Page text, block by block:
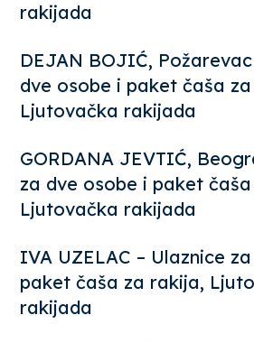
rakijada
DEJAN BOJIĆ,
dve osobe i paket čaša
Ljutovačka rakijada
GORDANA JEVTIĆ,
za dve osobe i paket
Ljutovačka rakijada
IVA UZELAC – Ulaznice
paket čaša za rakija,
rakijada